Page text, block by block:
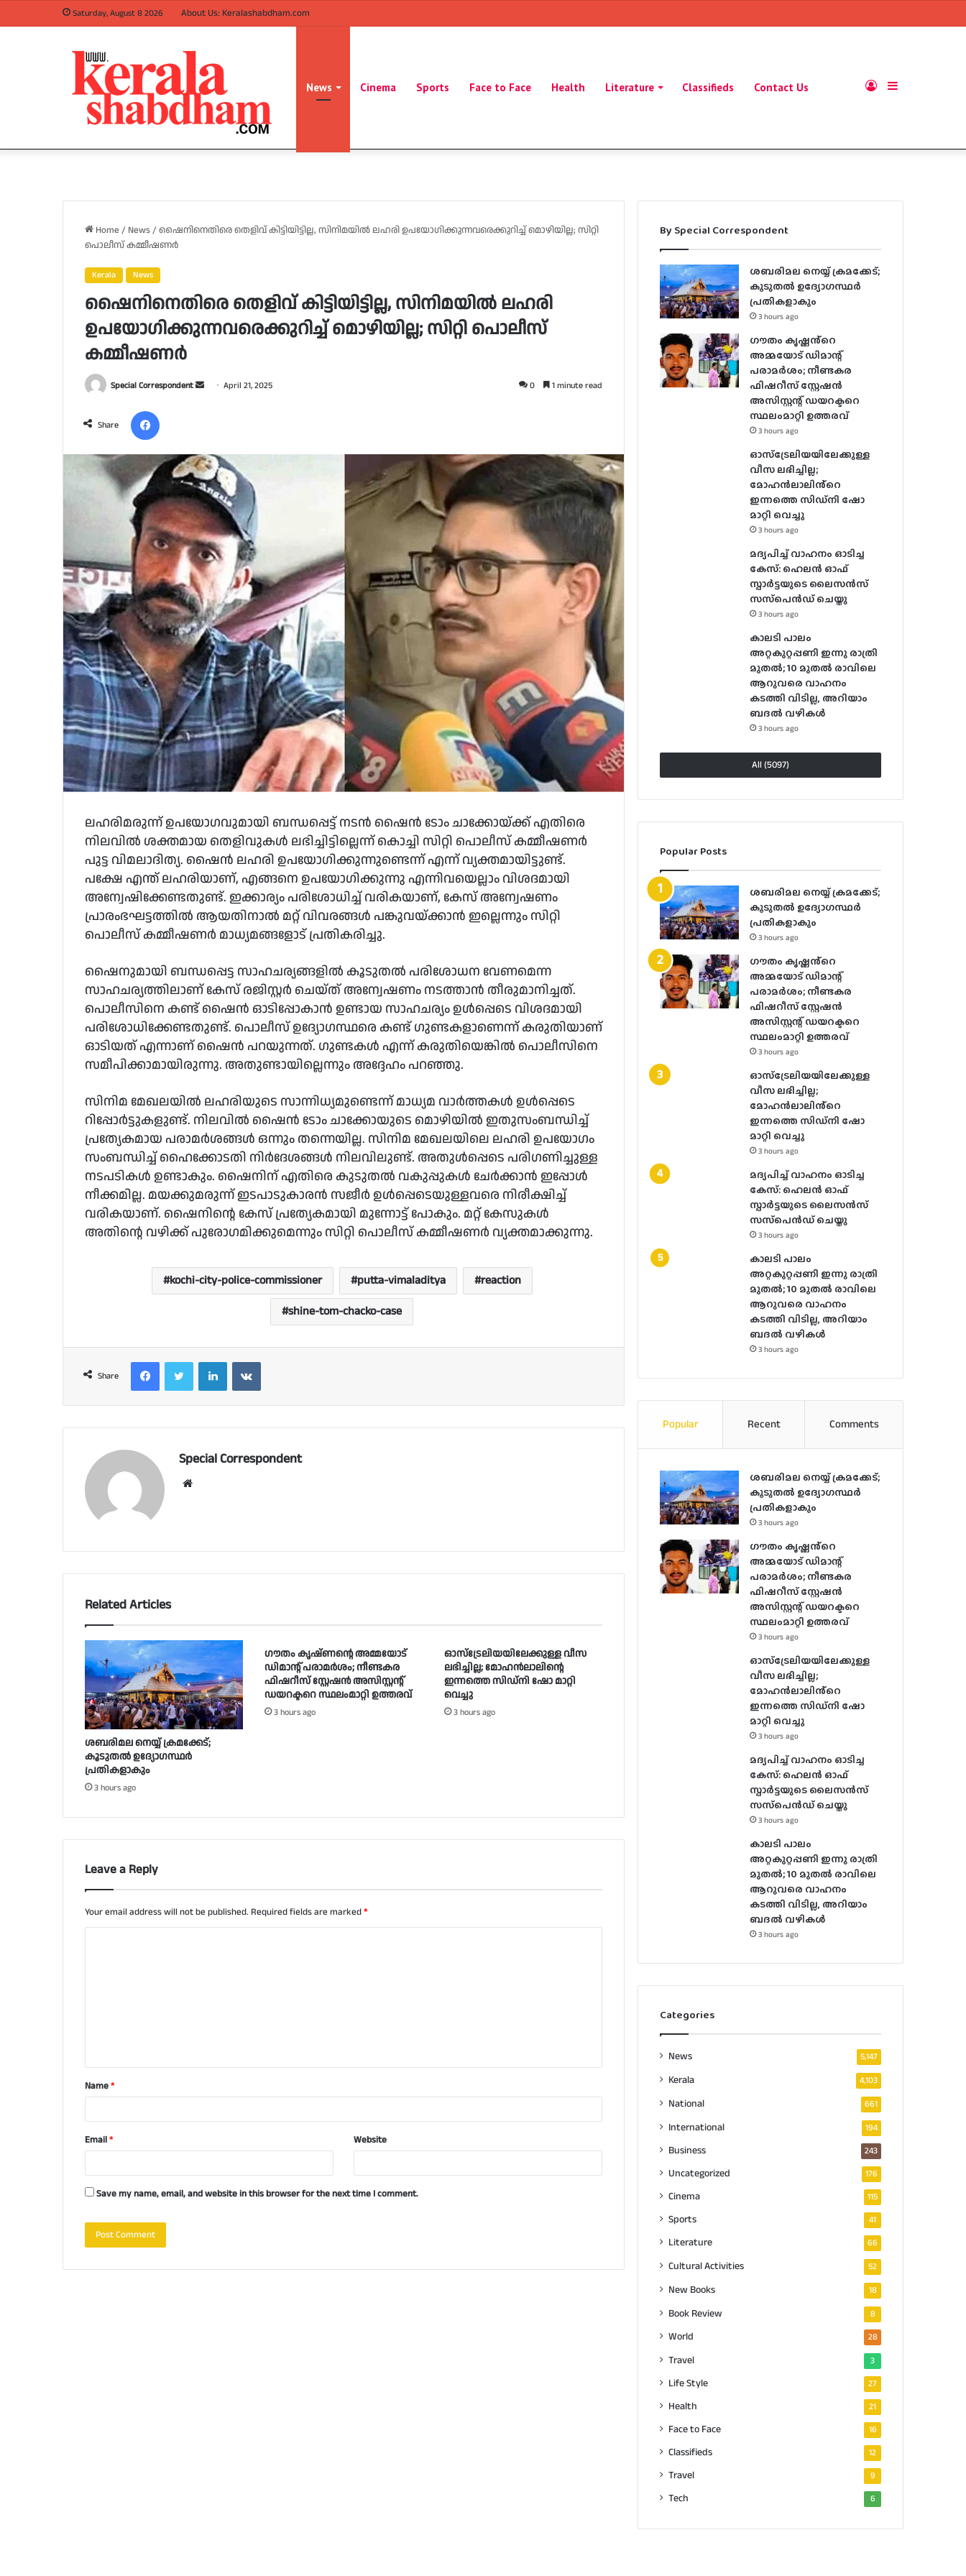
Saturday, August 8 2026 About Us: Keralashabdham.com
News Cinema Sports Face to Face Health Literature Classifieds Contact Us Sidebar
Log
Home / News/ഷൈനിനെതിരെ തെളിവ് കിട്ടിയിട്ടില്ല, സിനിമയില്‍ ലഹരി ഉപയോഗിക്കുന്നവരെക്കുറിച്ച് മൊഴിയില്ല; സിറ്റി
പൊലീസ് കമ്മീഷണര്‍
Kerala News
ഷൈനിനെതിരെ തെളിവ് കിട്ടിയിട്ടില്ല, സിനിമയില്‍ ലഹരി
ഉപയോഗിക്കുന്നവരെക്കുറിച്ച് മൊഴിയില്ല; സിറ്റി പൊലീസ്
കമ്മീഷണര്‍
Special Correspondent
Send April 21, 2025 0 1 minute read
Share
ലഹരിമരുന്ന് ഉപയോഗവുമായി ബന്ധപ്പെട്ട് നടന്‍ ഷൈന്‍ ടോം ചാക്കോയ്ക്ക് എതിരെ
നിലവില്‍ ശക്തമായ തെളിവുകള്‍ ലഭിച്ചിട്ടില്ലെന്ന് കൊച്ചി സിറ്റി പൊലീസ് കമ്മീഷണര്‍
പുട്ട വിമലാദിത്യ. ഷൈന്‍ ലഹരി ഉപയോഗിക്കുന്നുണ്ടെന്ന് എന്ന് വ്യക്തമായിട്ടുണ്ട്.
പക്ഷേ എന്ത് ലഹരിയാണ്, എങ്ങനെ ഉപയോഗിക്കുന്നു എന്നിവയെല്ലാം വിശദമായി
അന്വേഷിക്കേണ്ടതുണ്ട്. ഇക്കാര്യം പരിശോധിച്ച് വരികയാണ്, കേസ് അന്വേഷണം
പ്രാരംഭഘട്ടത്തില്‍ ആയതിനാല്‍ മറ്റ് വിവരങ്ങള്‍ പങ്കുവയ്ക്കാന്‍ ഇല്ലെന്നും സിറ്റി
പൊലീസ് കമ്മീഷണര്‍ മാധ്യമങ്ങളോട് പ്രതികരിച്ചു.
ഷൈനുമായി ബന്ധപ്പെട്ട സാഹചര്യങ്ങളില്‍ കൂടുതല്‍ പരിശോധന വേണമെന്ന
സാഹചര്യത്തിലാണ് കേസ് രജിസ്റ്റര്‍ ചെയ്ത് അന്വേഷണം നടത്താന്‍ തീരുമാനിച്ചത്.
പൊലീസിനെ കണ്ട് ഷൈന്‍ ഓടിപ്പോകാന്‍ ഉണ്ടായ സാഹചര്യം ഉള്‍പ്പെടെ വിശദമായി
പരിശോധിക്കേണ്ടതുണ്ട്. പൊലീസ് ഉദ്യോഗസ്ഥരെ കണ്ട് ഗുണ്ടകളാണെന്ന് കരുതിയാണ്
ഓടിയത് എന്നാണ് ഷൈന്‍ പറയുന്നത്. ഗുണ്ടകള്‍ എന്ന് കരുതിയെങ്കില്‍ പൊലീസിനെ
സമീപിക്കാമായിരുന്നു. അതുണ്ടായില്ലെന്നും അദ്ദേഹം പറഞ്ഞു.
സിനിമ മേഖലയില്‍ ലഹരിയുടെ സാന്നിധ്യമുണ്ടെന്ന് മാധ്യമ വാര്‍ത്തകള്‍ ഉള്‍പ്പെടെ
റിപ്പോര്‍ട്ടുകളുണ്ട്. നിലവില്‍ ഷൈന്‍ ടോം ചാക്കോയുടെ മൊഴിയില്‍ ഇതുസംബന്ധിച്ച്
പ്രത്യേകമായ പരാമര്‍ശങ്ങള്‍ ഒന്നും തന്നെയില്ല. സിനിമ മേഖലയിലെ ലഹരി ഉപയോഗം
സംബന്ധിച്ച് ഹൈക്കോടതി നിര്‍ദേശങ്ങള്‍ നിലവിലുണ്ട്. അതുള്‍പ്പെടെ പരിഗണിച്ചുള്ള
നടപടികള്‍ ഉണ്ടാകും. ഷൈനിന് എതിരെ കുടുതല്‍ വകുപ്പുകള്‍ ചേര്‍ക്കാന്‍ ഇപ്പോള്‍
നീക്കമില്ല. മയക്കുമരുന്ന് ഇടപാടുകാരന്‍ സജീര്‍ ഉള്‍പ്പെടെയുള്ളവരെ നിരീക്ഷിച്ച്
വരികയാണ്. ഷൈനിന്റെ കേസ് പ്രത്യേകമായി മുന്നോട്ട് പോകും. മറ്റ് കേസുകള്‍
അതിന്റെ വഴിക്ക് പുരോഗമിക്കുമെന്നും സിറ്റി പൊലീസ് കമ്മീഷണര്‍ വ്യക്തമാക്കുന്നു.
kochi-city-police-commissioner putta-vimaladitya
reaction
shine-tom-chacko-case
Share
FacebookTwitter LinkedInVKontakte
Special Correspondent
Related Articles
ശബരിമല നെയ്യ് ക്രമക്കേട്;
കൂടുതൽ ഉദ്യോഗസ്ഥർ
പ്രതികളാകും
3 hours ago
ഗൗതം കൃഷ്ണൻ്റെ അമ്മയോട്
ഡിമാന്റ് പരാമർ‌ശം; നീണ്ടകര
ഫിഷറീസ് സ്റ്റേഷൻ അസിസ്റ്റന്റ്
ഡയറക്ടറെ സ്ഥലംമാറ്റി ഉത്തരവ്
3 hours ago
ഓസ്‌ട്രേലിയയിലേക്കുള്ള വീസ
ലഭിച്ചില്ല; മോഹൻലാലിൻ്റെ
ഇന്നത്തെ സിഡ്നി ഷോ മാറ്റി
വെച്ചു
3 hours ago
Leave a Reply
Your email address will not be published. Required fields are marked*
t
*Name*
Email* Website
Save my name, email, and website in this browser for the next time I comment.
By Special Correspondent
ശബരിമല നെയ്യ് ക്രമക്കേട്;
കൂടുതൽ ഉദ്യോഗസ്ഥർ
പ്രതികളാകും
3 hours ago
ഗൗതം കൃഷ്ണൻ്റെ
അമ്മയോട് ഡിമാന്റ്
പരാമർ‌ശം; നീണ്ടകര
ഫിഷറീസ് സ്റ്റേഷൻ
അസിസ്റ്റന്റ് ഡയറക്ടറെ
സ്ഥലംമാറ്റി ഉത്തരവ്
3 hours ago
ഓസ്‌ട്രേലിയയിലേക്കുള്ള
വീസ ലഭിച്ചില്ല;
മോഹൻലാലിൻ്റെ
ഇന്നത്തെ സിഡ്നി ഷോ
മാറ്റി വെച്ചു
3 hours ago
മദ്യപിച്ച് വാഹനം ഓടിച്ച
കേസ്: ഹെലന്‍ ഓഫ്
സ്പാര്‍ട്ടയുടെ ലൈസന്‍സ്
സസ്‌പെന്‍ഡ് ചെയ്തു
3 hours ago
കാലടി പാലം
അറ്റകുറ്റപ്പണി ഇന്നു രാത്രി
മുതല്‍; 10 മുതല്‍ രാവിലെ
ആറുവരെ വാഹനം
കടത്തി വിടില്ല, അറിയാം
ബദൽ വഴികൾ
3 hours ago
All (5097)
Popular Posts
ശബരിമല നെയ്യ് ക്രമക്കേട്;
കൂടുതൽ ഉദ്യോഗസ്ഥർ
പ്രതികളാകും
3 hours ago
ഗൗതം കൃഷ്ണൻ്റെ
അമ്മയോട് ഡിമാന്റ്
പരാമർ‌ശം; നീണ്ടകര
ഫിഷറീസ് സ്റ്റേഷൻ
അസിസ്റ്റന്റ് ഡയറക്ടറെ
സ്ഥലംമാറ്റി ഉത്തരവ്
3 hours ago
ഓസ്‌ട്രേലിയയിലേക്കുള്ള
വീസ ലഭിച്ചില്ല;
മോഹൻലാലിൻ്റെ
ഇന്നത്തെ സിഡ്നി ഷോ
മാറ്റി വെച്ചു
3 hours ago
മദ്യപിച്ച് വാഹനം ഓടിച്ച
കേസ്: ഹെലന്‍ ഓഫ്
സ്പാര്‍ട്ടയുടെ ലൈസന്‍സ്
സസ്‌പെന്‍ഡ് ചെയ്തു
3 hours ago
കാലടി പാലം
അറ്റകുറ്റപ്പണി ഇന്നു രാത്രി
മുതല്‍; 10 മുതല്‍ രാവിലെ
ആറുവരെ വാഹനം
കടത്തി വിടില്ല, അറിയാം
ബദൽ വഴികൾ
3 hours ago
Popular Recent Comments
ശബരിമല നെയ്യ് ക്രമക്കേട്;
കൂടുതൽ ഉദ്യോഗസ്ഥർ
പ്രതികളാകും
3 hours ago
ഗൗതം കൃഷ്ണൻ്റെ
അമ്മയോട് ഡിമാന്റ്
പരാമർ‌ശം; നീണ്ടകര
ഫിഷറീസ് സ്റ്റേഷൻ
അസിസ്റ്റന്റ് ഡയറക്ടറെ
സ്ഥലംമാറ്റി ഉത്തരവ്
3 hours ago
ഓസ്‌ട്രേലിയയിലേക്കുള്ള
വീസ ലഭിച്ചില്ല;
മോഹൻലാലിൻ്റെ
ഇന്നത്തെ സിഡ്നി ഷോ
മാറ്റി വെച്ചു
3 hours ago
മദ്യപിച്ച് വാഹനം ഓടിച്ച
കേസ്: ഹെലന്‍ ഓഫ്
സ്പാര്‍ട്ടയുടെ ലൈസന്‍സ്
സസ്‌പെന്‍ഡ് ചെയ്തു
3 hours ago
കാലടി പാലം
അറ്റകുറ്റപ്പണി ഇന്നു രാത്രി
മുതല്‍; 10 മുതല്‍ രാവിലെ
ആറുവരെ വാഹനം
കടത്തി വിടില്ല, അറിയാം
ബദൽ വഴികൾ
3 hours ago
Categories
News 5,147
Kerala 4,103
National 661
International 194
Business 243
Uncategorized 176
Cinema 115
Sports 41
Literature 66
Cultural Activities 52
New Books 18
Book Review 8
World 28
Travel 3
Life Style 27
Health 21
Face to Face 16
Classifieds 12
Travel 9
Tech 6